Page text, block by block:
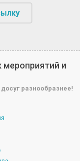
мероприятий и
разнообразнее!